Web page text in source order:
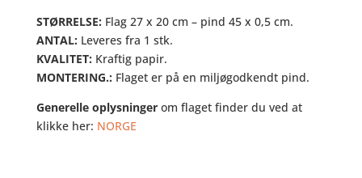
STØRRELSE: Flag 27 x 20 cm – pind 45 x 0,5 cm.
ANTAL: Leveres fra 1 stk.
KVALITET: Kraftig papir.
MONTERING.: Flaget er på en miljøgodkendt pind.
Generelle oplysningerom flaget finder du ved at
klikke her: NORGE